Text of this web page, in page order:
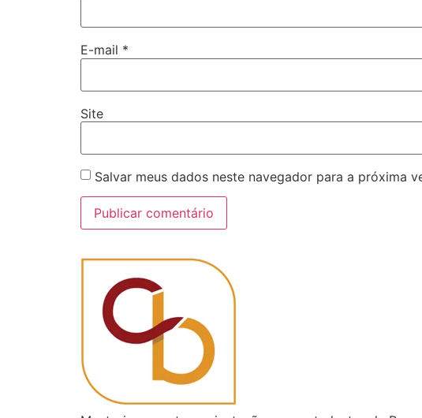
E-mail *
Site
Salvar meus dados neste navegador para a próxima